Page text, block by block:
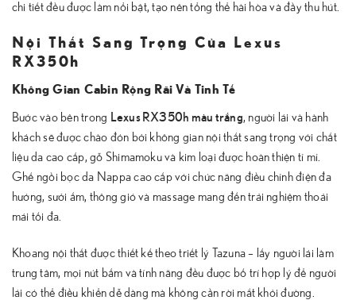
chi tiết đều được làm nổi bật, tạo nên tổng thể hài hòa và đầy thu hút.
Nội Thất Sang Trọng Của Lexus
RX350h
Không Gian Cabin Rộng Rãi Và Tinh Tế
Bước vào bên trong Lexus RX350h màu trắng, người lái và hành
khách sẽ được chào đón bởi không gian nội thất sang trọng với chất
liệu da cao cấp, gỗ Shimamoku và kim loại được hoàn thiện tỉ mỉ.
Ghế ngồi bọc da Nappa cao cấp với chức năng điều chỉnh điện đa
hướng, sưởi ấm, thông gió và massage mang đến trải nghiệm thoải
mái tối đa.
Khoang nội thất được thiết kế theo triết lý Tazuna – lấy người lái làm
trung tâm, mọi nút bấm và tính năng đều được bố trí hợp lý để người
lái có thể điều khiển dễ dàng mà không cần rời mắt khỏi đường.